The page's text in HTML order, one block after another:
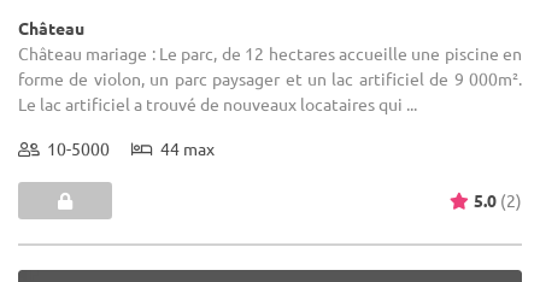
Château
Château mariage : Le parc, de 12 hectares accueille une piscine en
forme de violon, un parc paysager et un lac artificiel de 9 000m².
Le lac artificiel a trouvé de nouveaux locataires qui ...
10-5000 44 max
5.0 (2)